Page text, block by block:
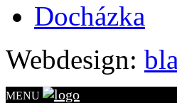
Docházka
Webdesign:
MENU